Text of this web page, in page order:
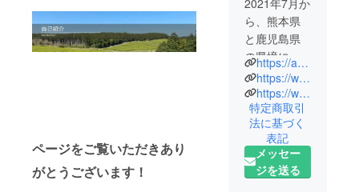
ページをご覧いただきあり
がとうございます！
2021年7月か
ら、熊本県
と鹿児島県
の県境にあ
るお茶畑と
工場で、お
茶農家をし
ています。
お茶の仕事
は14年前か
らやってい
https://amacya.cart.fc2.com/
https://www.instagram.com/amatamafarm/
https://www.youtube.com/@user-xe7cc9gg1i
特定商取引
法に基づく
表記
メッセー
ジを送る